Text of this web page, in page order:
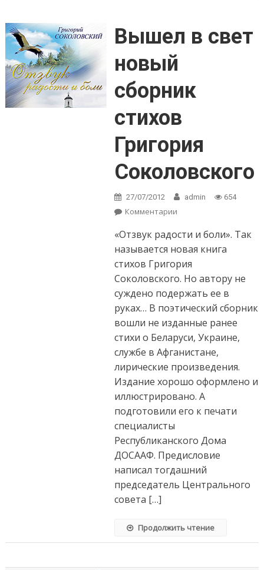
Вышел в свет
новый
сборник
стихов
Григория
Соколовского
27/07/2012 admin 654
Комментарии
стихов Григория
Соколовского
«Отзвук радости и боли». Так
называется новая книга
стихов Григория
Соколовского. Но автору не
суждено подержать ее в
руках… В поэтический сборник
вошли не изданные ранее
стихи о Беларуси, Украине,
службе в Афганистане,
лирические произведения.
Издание хорошо оформлено и
иллюстрировано. А
подготовили его к печати
специалисты
Республиканского Дома
ДОСААФ. Предисловие
написал тогдашний
председатель Центрального
совета […]
Продолжить чтение